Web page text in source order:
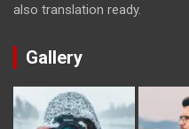
also translation ready.
Gallery